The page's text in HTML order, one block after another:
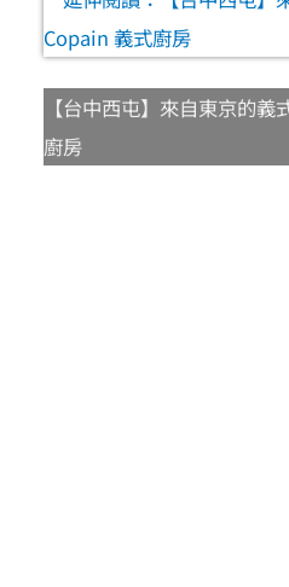
【台中西屯】來自東京的
廚房